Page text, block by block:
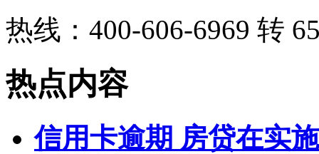
热线：400-606-6969 转
热点内容
信用卡逾期 房贷在实